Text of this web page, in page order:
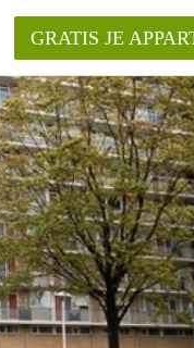
?
het aangeboden
GRATIS JE